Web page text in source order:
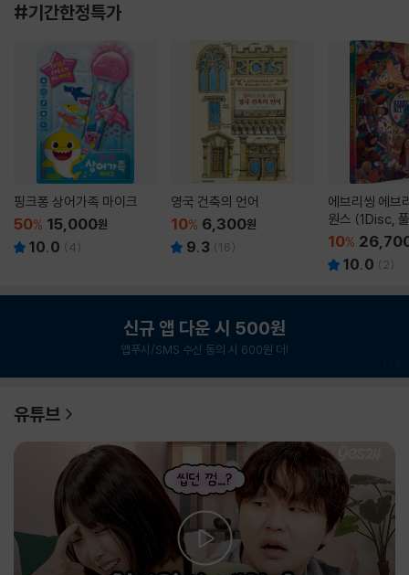
#기간한정특가
핑크퐁 상어가족 마이크
50% 15,000원
10.0 (4)
영국 건축의 언어
10% 6,300원
9.3 (16)
에브리씽 에브
원스 (1Disc,
판) : 블루레이
10%
10.0 ( 2)
신규 앱 다운 시 500원
앱푸시/SMS 수신 동의 시 600원 더!
유튜브